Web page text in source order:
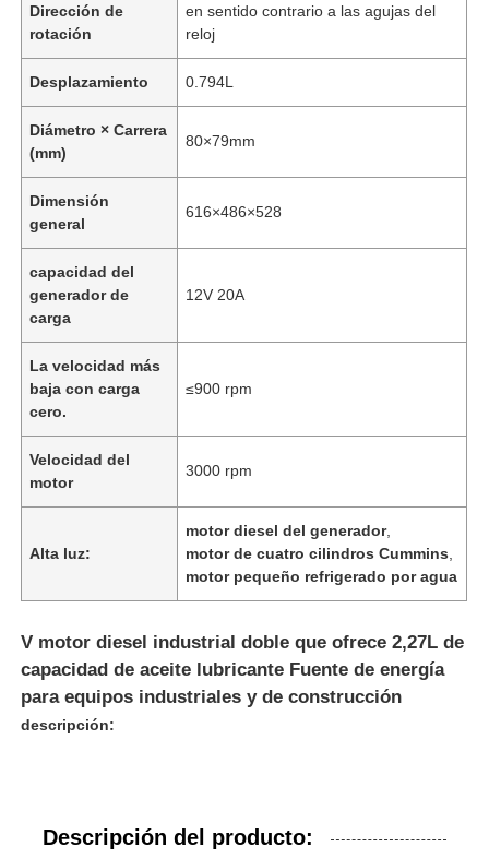
Dirección de
rotación
en sentido contrario a las agujas del
reloj
Desplazamiento 0.794L
Diámetro × Carrera
(mm)
80×79mm
Dimensión
general
616×486×528
capacidad del
generador de
carga
12V 20A
La velocidad más
baja con carga
cero.
≤900 rpm
Velocidad del
motor
3000 rpm
Alta luz:
motor diesel del generador,
motor de cuatro cilindros Cummins
motor pequeño refrigerado por agua
V motor diesel industrial doble que ofrece 2,27L de
capacidad de aceite lubricante Fuente de energía
para equipos industriales y de construcción
descripción:
Descripción del producto: